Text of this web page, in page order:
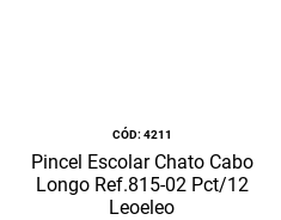
:4211
Pincel Escolar Chato Cabo
Longo Ref.815-02 Pct/12
Leoeleo